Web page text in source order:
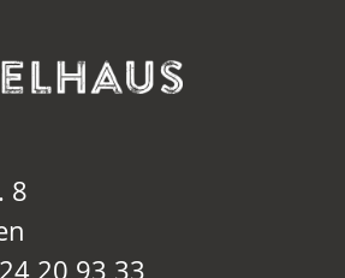
8
20 93 33